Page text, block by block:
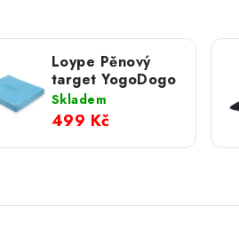
Loype Pěnový
target YogoDogo
Skladem
499 Kč